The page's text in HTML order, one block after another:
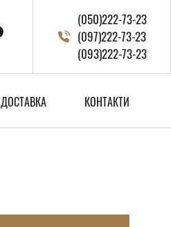
(050)222-73-23
(097)222-73-23
(093)222-73-23
ДОСТАВКА КОНТАКТИ